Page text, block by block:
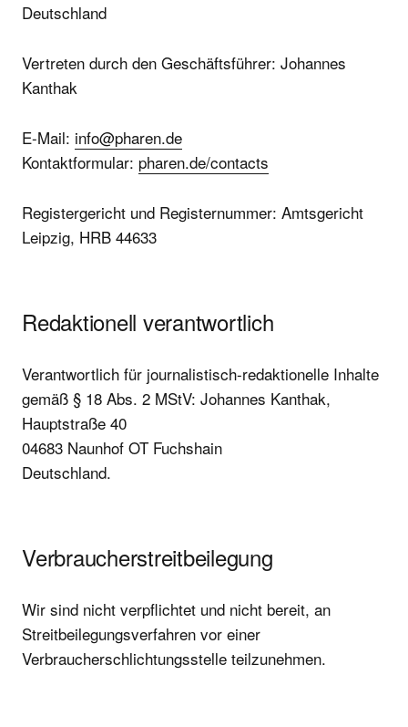
Deutschland
Vertreten durch den Geschäftsführer: Johannes
Kanthak
E-Mail: info@pharen.de
Kontaktformular: pharen.de/contacts
Registergericht und Registernummer: Amtsgericht
Leipzig, HRB 44633
Redaktionell verantwortlich
Verantwortlich für journalistisch-redaktionelle Inhalte
gemäß § 18 Abs. 2 MStV: Johannes Kanthak,
Hauptstraße 40
04683 Naunhof OT Fuchshain
Deutschland.
Verbraucherstreitbeilegung
Wir sind nicht verpflichtet und nicht bereit, an
Streitbeilegungsverfahren vor einer
Verbraucherschlichtungsstelle teilzunehmen.